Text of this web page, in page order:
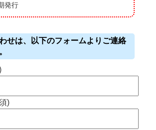
発行
せは、以下のフォームよりご連絡
)